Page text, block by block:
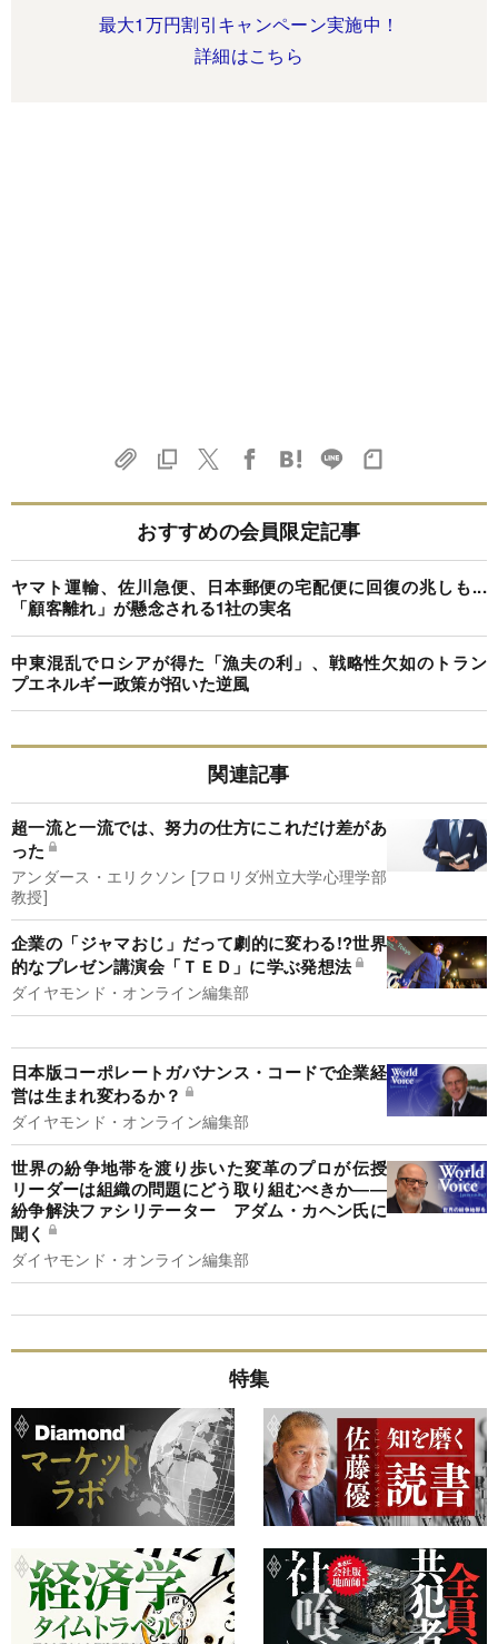
最大1万円割引キャンペーン実施中！
詳細はこちら
おすすめの会員限定記事
ヤマト運輸、佐川急便、日本郵便の宅配便に回復の兆しも...
「顧客離れ」が懸念される1社の実名
中東混乱でロシアが得た「漁夫の利」、戦略性欠如のトラン
プエネルギー政策が招いた逆風
関連記事
超一流と一流では、努力の仕方にこれだけ差があ
った
アンダース・エリクソン [フロリダ州立大学心理学部
教授]
企業の「ジャマおじ」だって劇的に変わる!?世界
的なプレゼン講演会「ＴＥＤ」に学ぶ発想法
ダイヤモンド・オンライン編集部
日本版コーポレートガバナンス・コードで企業経
営は生まれ変わるか？
ダイヤモンド・オンライン編集部
世界の紛争地帯を渡り歩いた変革のプロが伝授
リーダーは組織の問題にどう取り組むべきか――
紛争解決ファシリテーター アダム・カヘン氏に
聞く
ダイヤモンド・オンライン編集部
特集